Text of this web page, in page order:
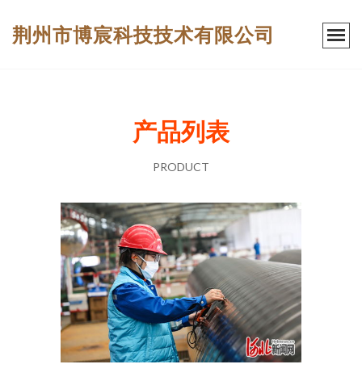
荆州市博宸科技技术有限公司
产品列表
PRODUCT